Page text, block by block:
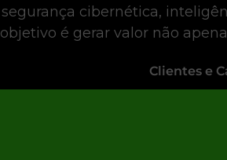
segurança cibernética,
objetivo é gerar valor não
Clientes e